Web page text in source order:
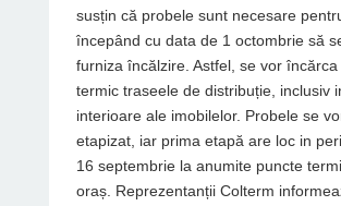
susțin că probele sunt necesare
începând cu data de 1 octombrie să
furniza încălzire. Astfel, se vor
termic traseele de distribuție, inclusiv
interioare ale imobilelor. Probele se
etapizat, iar prima etapă are loc in
16 septembrie la anumite puncte
oraș. Reprezentanții Colterm